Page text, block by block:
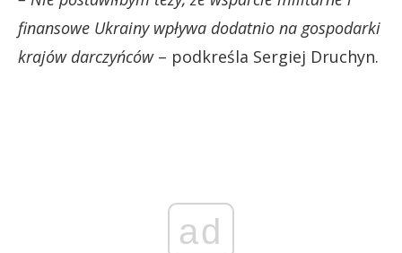
finansowe Ukrainy wpływa dodatnio na gospodarki
krajów darczyńców– podkreśla Sergiej Druchyn.
ad